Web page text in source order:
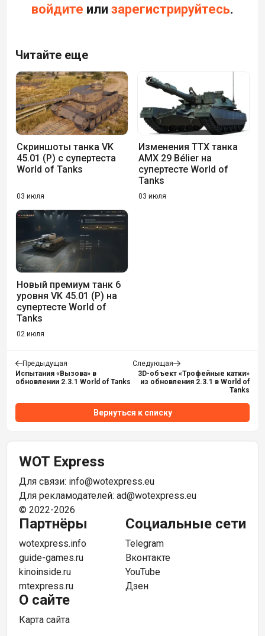
войдите или зарегистрируйтесь.
Читайте еще
Скриншоты танка VK
45.01 (P) с супертеста
World of Tanks
03 июля
Изменения ТТХ танка
AMX 29 Bélier на
супертесте World of
Tanks
03 июля
Новый премиум танк 6
уровня VK 45.01 (P) на
супертесте World of
Tanks
02 июля
Предыдущая
Испытания «Вызова» в
обновлении 2.3.1 World of Tanks
Следующая
3D-объект «Трофейные катки»
из обновления 2.3.1 в World of
Tanks
Вернуться к списку
WOT Express
Для связи: info@wotexpress.eu
Для рекламодателей: ad@wotexpress.eu
© 2022-2026
Партнёры
wotexpress.info
guide-games.ru
kinoinside.ru
mtexpress.ru
Социальные сети
Telegram
Вконтакте
YouTube
Дзен
О сайте
Карта сайта